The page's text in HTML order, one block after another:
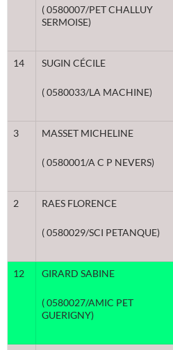
( 0580007/PET CHALLUY
SERMOISE)
14 SUGIN CÉCILE
( 0580033/LA MACHINE)
3 MASSET MICHELINE
( 0580001/A C P NEVERS)
2 RAES FLORENCE
( 0580029/SCI PETANQUE)
12 GIRARD SABINE
( 0580027/AMIC PET
GUERIGNY)